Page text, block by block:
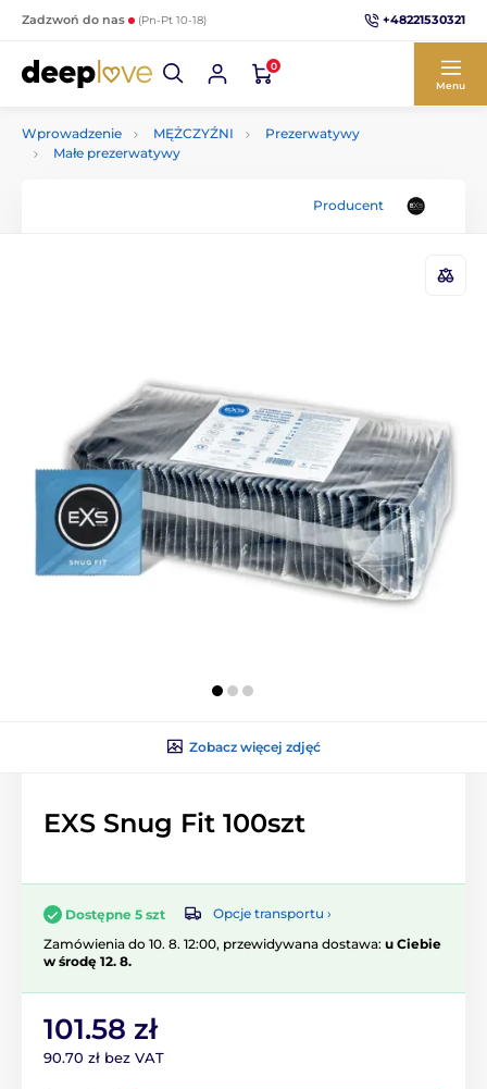
Zadzwoń do nas (Pn-Pt 10-18) +48221530321
0
Menu
Wprowadzenie MĘŻCZYŹNI
Prezerwatywy
Małe prezerwatywy
Producent
Zobacz więcej zdjęć
EXS Snug Fit 100szt
Dostępne 5 szt
Opcje transportu ›
Zamówienia do 10. 8. 12:00, przewidywana dostawa: u Ciebie
w środę 12. 8.
101.58 zł
90.70 zł bez VAT